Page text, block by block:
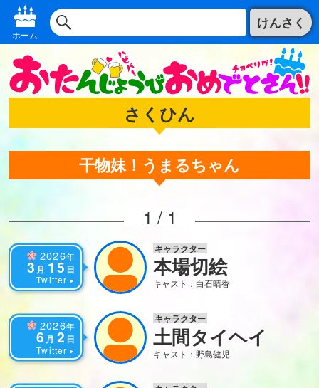
ホーム
けんさく
さくひん
干物妹！うまるちゃん
1 / 1
2026年
3 月 15 日
Twitter
キャラクター
本場切絵
キャスト：白石晴香
2026年
6 月 2 日
Twitter
キャラクター
土間タイヘイ
キャスト：野島健児